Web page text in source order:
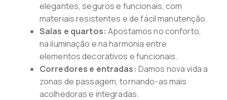
elegantes, seguros e funcionais, com
materiais resistentes e de fácil manutenção.
Salas e quartos: Apostamos no conforto,
na iluminação e na harmonia entre
elementos decorativos e funcionais.
Corredores e entradas: Damos nova vida a
zonas de passagem, tornando-as mais
acolhedoras e integradas.